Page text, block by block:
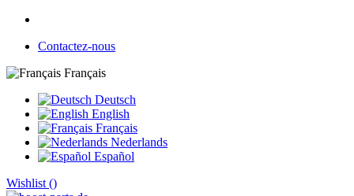
Contactez-nous
Français
Deutsch
English
Français
Nederlands
Español
Wishlist ()